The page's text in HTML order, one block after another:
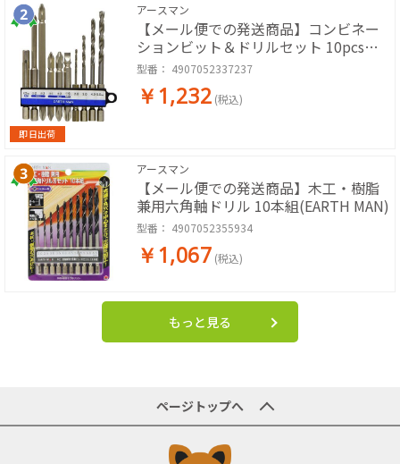
即日出荷
アースマン
【メール便での発送商品】コンビネー
ションビット＆ドリルセット 10pcs
(EARTH MAN)
型番： 4907052337237
￥1,232 (税込)
アースマン
【メール便での発送商品】木工・樹脂
兼用六角軸ドリル 10本組(EARTH MAN)
型番： 4907052355934
￥1,067 (税込)
もっと見る
ページトップへ